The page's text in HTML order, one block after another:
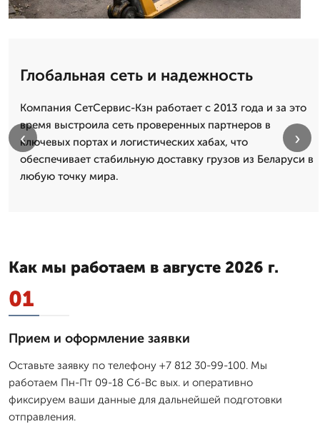
Глобальная сеть и надежность
Компания СетСервис-Кзн работает с 2013 года и за это
время выстроила сеть проверенных партнеров в
ключевых портах и логистических хабах, что
обеспечивает стабильную доставку грузов из Беларуси в
любую точку мира.
‹ ›
Как мы работаем в августе 2026 г.
01
Прием и оформление заявки
Оставьте заявку по телефону +7 812 30-99-100. Мы
работаем Пн-Пт 09-18 Сб-Вс вых. и оперативно
фиксируем ваши данные для дальнейшей подготовки
отправления.